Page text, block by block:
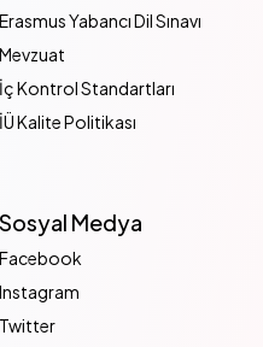
Erasmus Yabancı Dil Sınavı
Mevzuat
İç Kontrol Standartları
İÜ Kalite Politikası
Sosyal Medya
Facebook
Instagram
Twitter